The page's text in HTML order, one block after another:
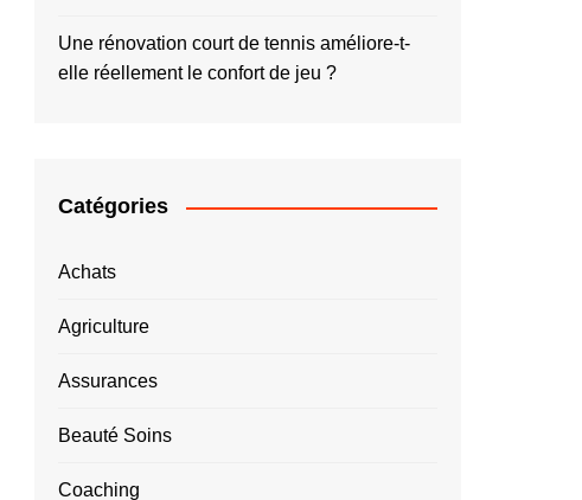
Une rénovation court de tennis améliore-t-
elle réellement le confort de jeu ?
Catégories
Achats
Agriculture
Assurances
Beauté Soins
Coaching